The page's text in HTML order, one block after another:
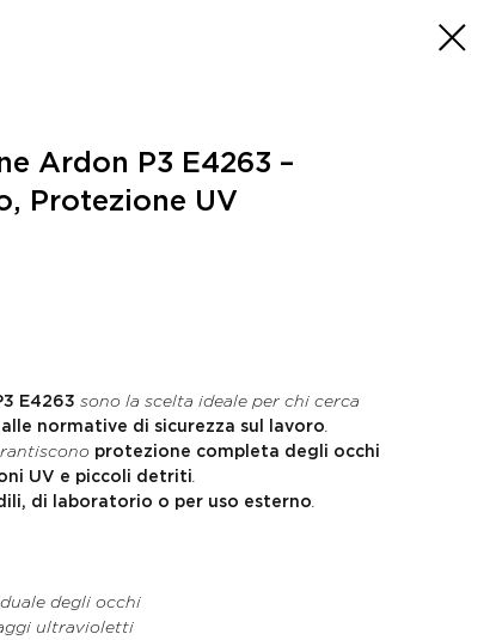
Ardon P3 E4263 –
Protezione UV
E4263 sono la scelta ideale per chi cerca
normative di sicurezza sul lavoro.
protezione completa degli occhi
UV e piccoli detriti.
di laboratorio o per uso esterno.
degli occhi
ultravioletti